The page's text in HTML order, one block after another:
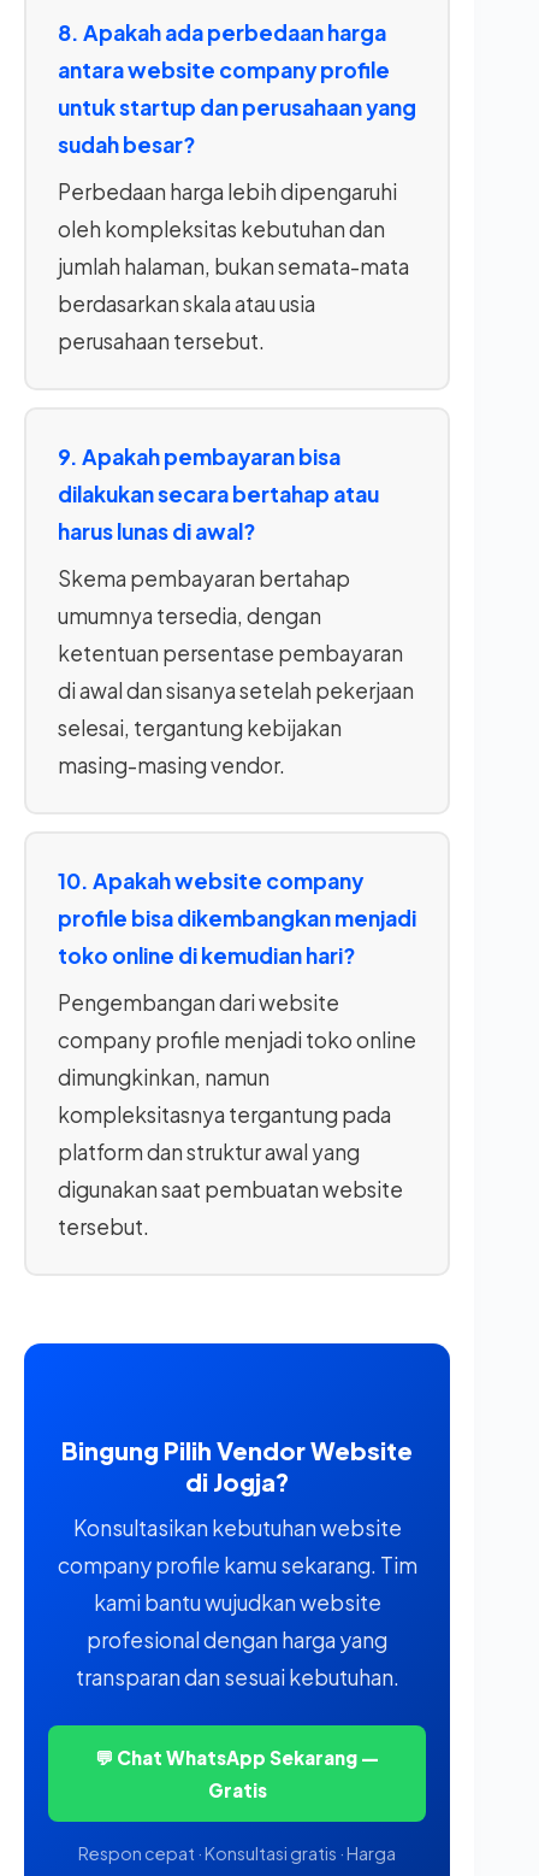
8. Apakah ada perbedaan harga
antara website company profile
untuk startup dan perusahaan yang
sudah besar?
Perbedaan harga lebih dipengaruhi
oleh kompleksitas kebutuhan dan
jumlah halaman, bukan semata-mata
berdasarkan skala atau usia
perusahaan tersebut.
9. Apakah pembayaran bisa
dilakukan secara bertahap atau
harus lunas di awal?
Skema pembayaran bertahap
umumnya tersedia, dengan
ketentuan persentase pembayaran
di awal dan sisanya setelah pekerjaan
selesai, tergantung kebijakan
masing-masing vendor.
10. Apakah website company
profile bisa dikembangkan menjadi
toko online di kemudian hari?
Pengembangan dari website
company profile menjadi toko online
dimungkinkan, namun
kompleksitasnya tergantung pada
platform dan struktur awal yang
digunakan saat pembuatan website
tersebut.
Bingung Pilih Vendor Website
di Jogja?
Konsultasikan kebutuhan website
company profile kamu sekarang. Tim
kami bantu wujudkan website
profesional dengan harga yang
transparan dan sesuai kebutuhan.
💬 Chat WhatsApp Sekarang —
Gratis
Respon cepat · Konsultasi gratis · Harga